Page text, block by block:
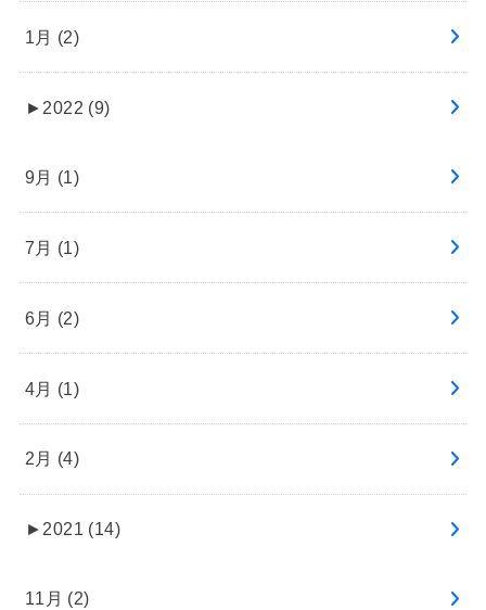
1月 (2)
► 2022 (9)
9月 (1)
7月 (1)
6月 (2)
4月 (1)
2月 (4)
► 2021 (14)
11月 (2)